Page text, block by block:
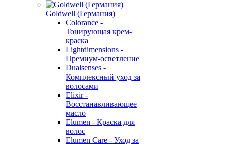
Goldwell (Германия)
Colorance -
Тонирующая крем-
краска
Lightdimensions -
Премиум-осветление
Dualsenses -
Комплексный уход за
волосами
Elixir -
Восстанавливающее
масло
Elumen - Краска для
волос
Elumen Care - Уход за